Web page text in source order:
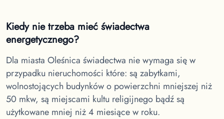
Kiedy nie trzeba mieć świadectwa
energetycznego?
Dla miasta Oleśnica świadectwa nie wymaga się w
przypadku nieruchomości które: są zabytkami,
wolnostojących budynków o powierzchni mniejszej niż
50 mkw, są miejscami kultu religijnego bądź są
użytkowane mniej niż 4 miesiące w roku.